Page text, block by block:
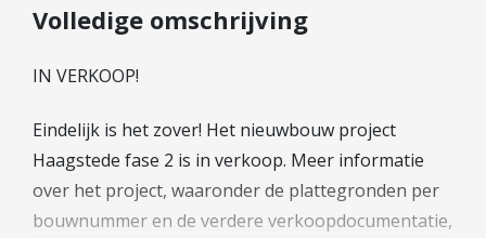
Starterslening
Banken
Reviews
Volledige omschrijving
IN VERKOOP!
Eindelijk is het zover! Het nieuwbouw project
Haagstede fase 2 is in verkoop. Meer informatie
over het project, waaronder de plattegronden per
bouwnummer en de verdere verkoopdocumentatie,